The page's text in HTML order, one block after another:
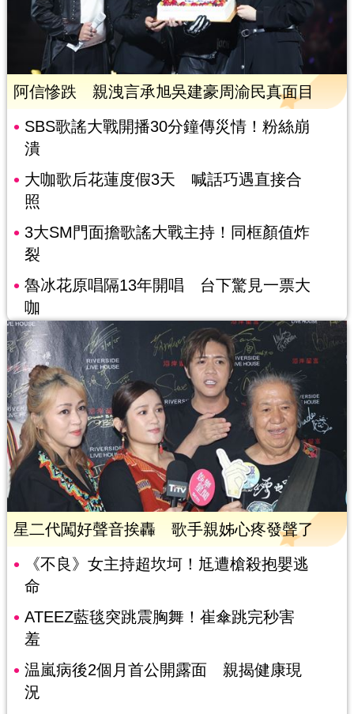
阿信慘跌 親洩言承旭吳建豪周渝民真面目
SBS歌謠大戰開播30分鐘傳災情！粉絲崩
潰
大咖歌后花蓮度假3天 喊話巧遇直接合
照
3大SM門面擔歌謠大戰主持！同框顏值炸
裂
魯冰花原唱隔13年開唱 台下驚見一票大
咖
星二代闖好聲音挨轟 歌手親姊心疼發聲了
《不良》女主持超坎坷！尪遭槍殺抱嬰逃
命
ATEEZ藍毯突跳震胸舞！崔傘跳完秒害
羞
温嵐病後2個月首公開露面 親揭健康現
況